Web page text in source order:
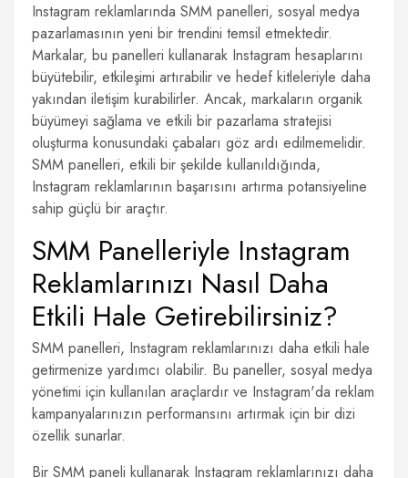
Instagram reklamlarında SMM panelleri, sosyal medya
pazarlamasının yeni bir trendini temsil etmektedir.
Markalar, bu panelleri kullanarak Instagram hesaplarını
büyütebilir, etkileşimi artırabilir ve hedef kitleleriyle daha
yakından iletişim kurabilirler. Ancak, markaların organik
büyümeyi sağlama ve etkili bir pazarlama stratejisi
oluşturma konusundaki çabaları göz ardı edilmemelidir.
SMM panelleri, etkili bir şekilde kullanıldığında,
Instagram reklamlarının başarısını artırma potansiyeline
sahip güçlü bir araçtır.
SMM Panelleriyle Instagram
Reklamlarınızı Nasıl Daha
Etkili Hale Getirebilirsiniz?
SMM panelleri, Instagram reklamlarınızı daha etkili hale
getirmenize yardımcı olabilir. Bu paneller, sosyal medya
yönetimi için kullanılan araçlardır ve Instagram'da reklam
kampanyalarınızın performansını artırmak için bir dizi
özellik sunarlar.
Bir SMM paneli kullanarak Instagram reklamlarınızı daha